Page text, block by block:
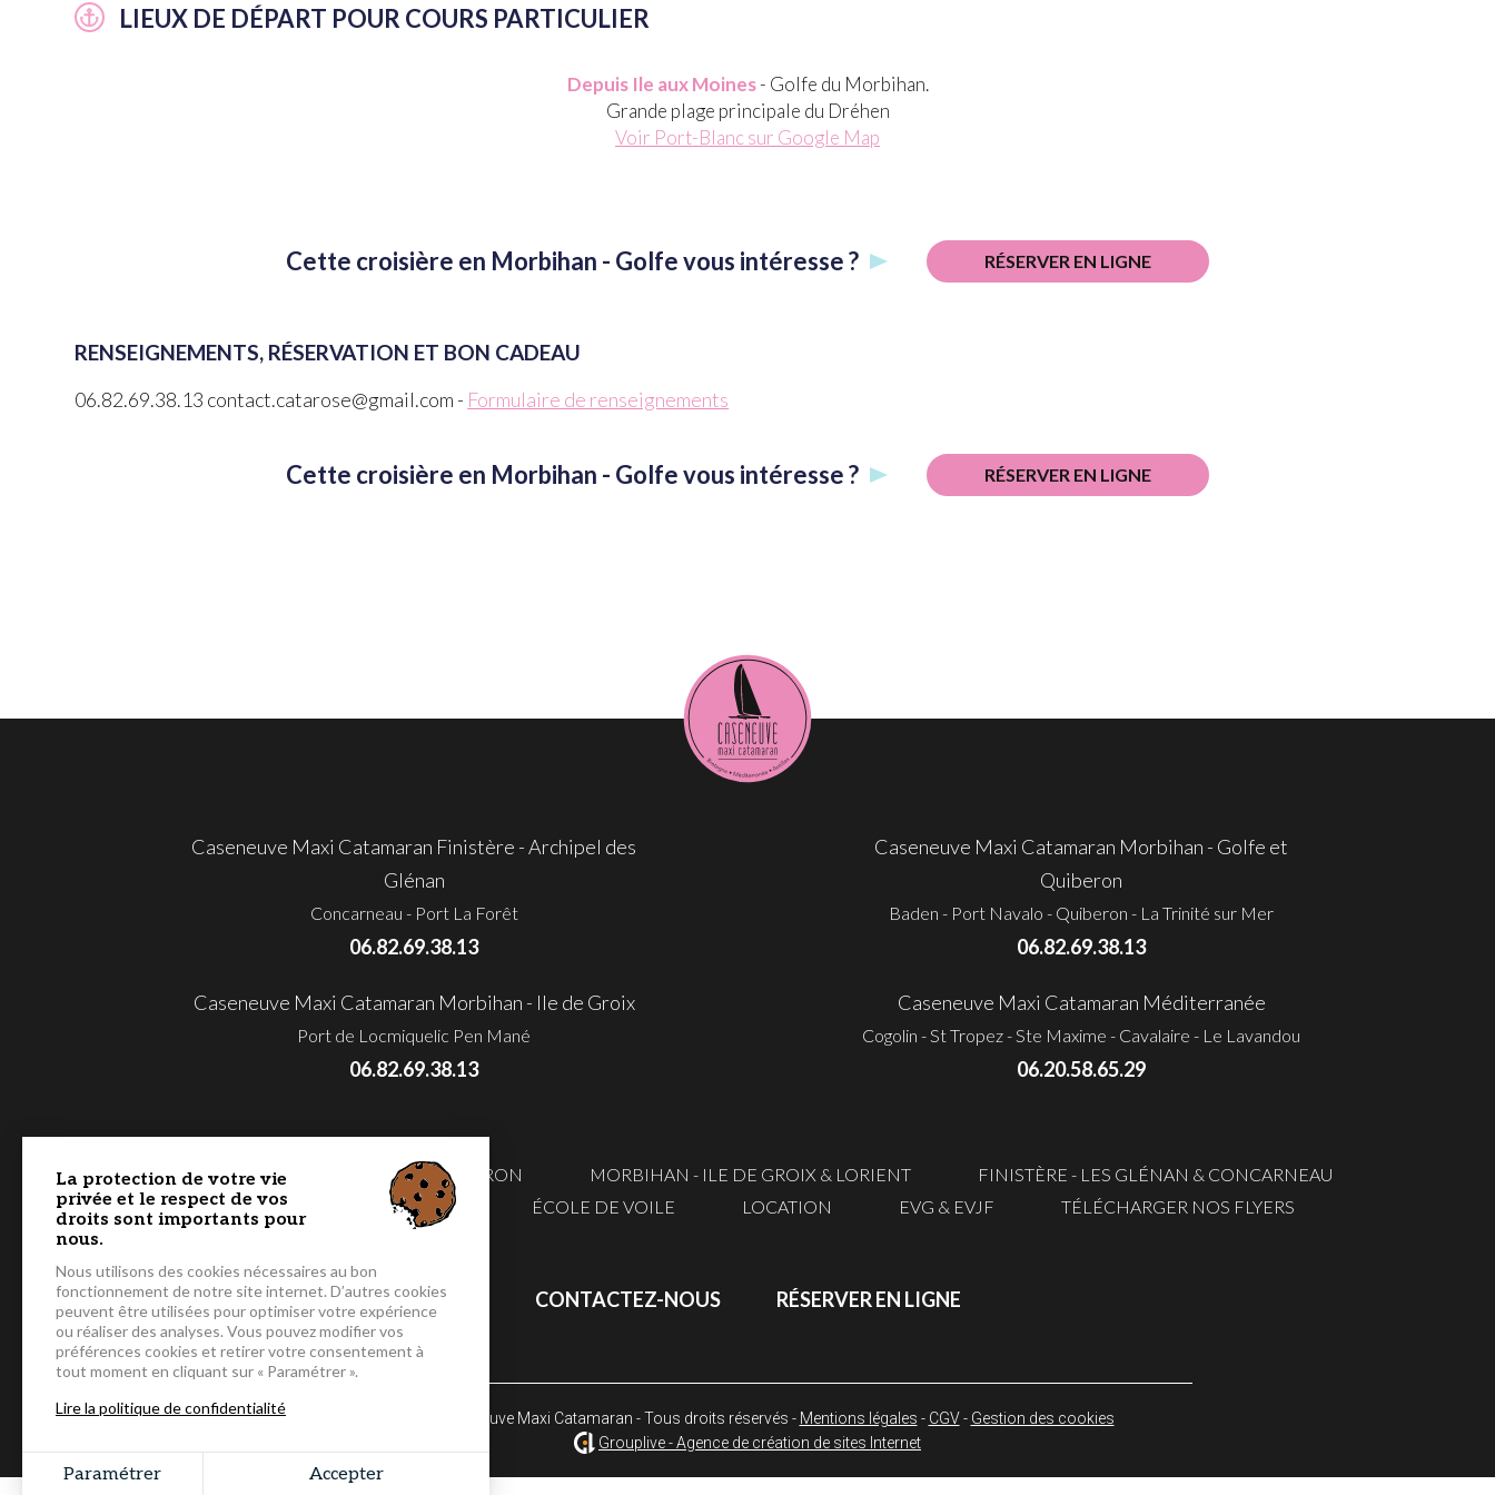
LIEUX DE DÉPART POUR COURS PARTICULIER
Depuis Ile aux Moines- Golfe du Morbihan.
Grande plage principale du Dréhen
Voir Port-Blanc sur Google Map
Cette croisière en Morbihan - Golfe vous intéresse ? RÉSERVER EN LIGNE
RENSEIGNEMENTS, RÉSERVATION ET BON CADEAU
06.82.69.38.13 contact.catarose@gmail.com - Formulaire de renseignements
Cette croisière en Morbihan - Golfe vous intéresse ? RÉSERVER EN LIGNE
Caseneuve Maxi Catamaran Finistère - Archipel des
Glénan
Concarneau - Port La Forêt
06.82.69.38.13
Caseneuve Maxi Catamaran Morbihan - Golfe et
Quiberon
Baden - Port Navalo - Quiberon - La Trinité sur Mer
06.82.69.38.13
Caseneuve Maxi Catamaran Morbihan - Ile de Groix
Port de Locmiquelic Pen Mané
06.82.69.38.13
Caseneuve Maxi Catamaran Méditerranée
Cogolin - St Tropez - Ste Maxime - Cavalaire - Le Lavandou
06.20.58.65.29
MORBIHAN - GOLFE & BAIE DE QUIBERON MORBIHAN - ILE DE GROIX & LORIENT
FINISTÈRE - LES GLÉNAN & CONCARNEAU
MÉDITERRANÉE - COTE D’AZUR
ÉCOLE DE VOILE LOCATION EVG & EVJF TÉLÉCHARGER NOS FLYERS
CONTACTEZ-NOUS RÉSERVER EN LIGNE
© 2026 Caseneuve Maxi Catamaran - Tous droits réservés - Mentions légales - CGV- Gestion des cookies
Grouplive - Agence de création de sites Internet
La protection de votre vie
privée et le respect de vos
droits sont importants pour
nous.
Nous utilisons des cookies nécessaires au bon
fonctionnement de notre site internet. D’autres cookies
peuvent être utilisées pour optimiser votre expérience
ou réaliser des analyses. Vous pouvez modifier vos
préférences cookies et retirer votre consentement à
tout moment en cliquant sur « Paramétrer ».
Lire la politique de confidentialité
Paramétrer Accepter